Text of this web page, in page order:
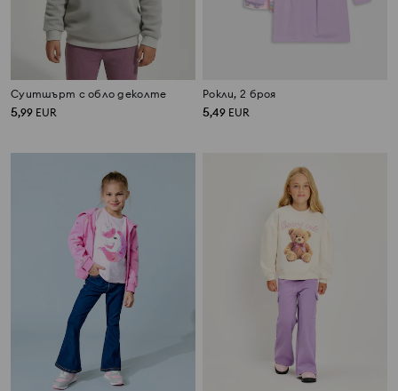
Суитшърт с обло деколте
5,99 EUR
Рокли, 2 броя
5,49 EUR